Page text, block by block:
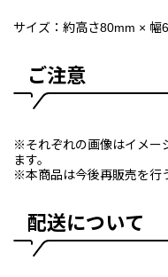
サイズ：約高さ80mm × 幅
ご注意
※それぞれの画像はイメー
ます。
※本商品は今後再販売を行
配送について